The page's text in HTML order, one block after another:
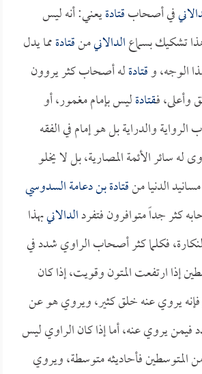
في أصحابقتادةيعني: أنه ليس
تشكيك بسماعالدالانيمنقتادةمما يدل
الوجه، وقتادةله أصحاب كثر يروون
وأعلى، فـقتادةليس بإمام مغمور، أو
والدراية بل هو إمام في الفقه
له سائر الأئمة المصارية، بل لا يخلو
الدنيا منقتادة بن دعامة السدوسي
كثر جداً متوافرون فتفردالدالانيبهذا
فكلما كثر أصحاب الراوي شدد في
إذا ارتفعت المتون وقويت، إذا كان
فإنه يروي عنه خلق كثير، ويروي هو عن
فيمن يروي عنه، أما إذا كان الراوي ليس
المتوسطين فأحاديثه متوسطة، ويروي